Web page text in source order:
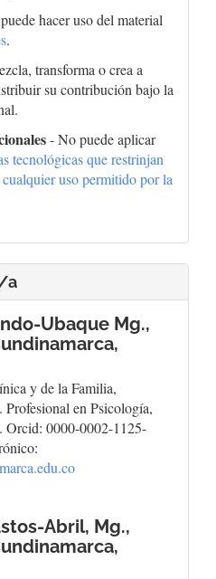
hacer uso del material
.
transforma o crea a
su contribución bajo la
- No puede aplicar
tecnológicas que restrinjan
uso permitido por la
a
Ubaque Mg.,
y de la Familia,
en Psicología,
Orcid: 0000-0002-1125-
Abril, Mg.,